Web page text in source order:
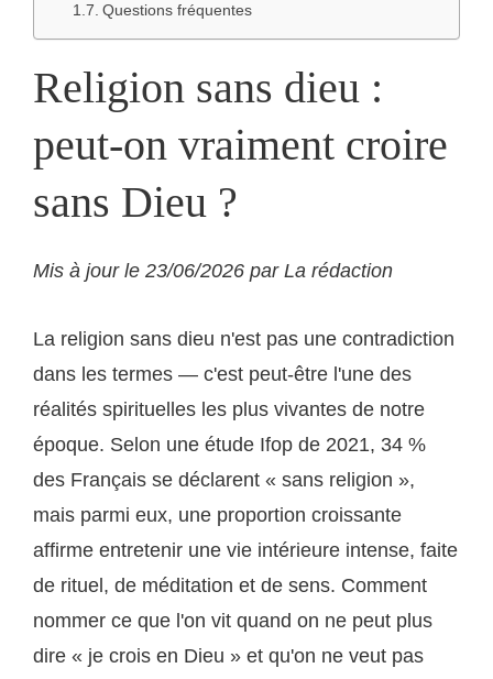
Questions fréquentes
Religion sans dieu :
peut-on vraiment croire
sans Dieu ?
Mis à jour le 23/06/2026 par La rédaction
La religion sans dieu n'est pas une contradiction
dans les termes — c'est peut-être l'une des
réalités spirituelles les plus vivantes de notre
époque. Selon une étude Ifop de 2021, 34 %
des Français se déclarent « sans religion »,
mais parmi eux, une proportion croissante
affirme entretenir une vie intérieure intense, faite
de rituel, de méditation et de sens. Comment
nommer ce que l'on vit quand on ne peut plus
dire « je crois en Dieu » et qu'on ne veut pas